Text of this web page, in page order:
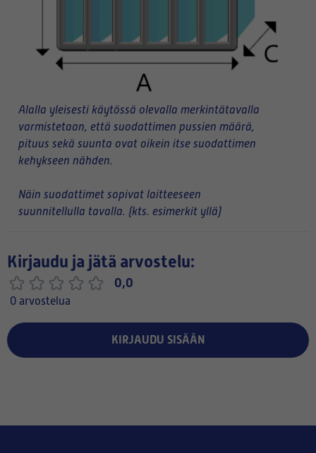
Alalla yleisesti käytössä olevalla merkintätavalla
varmistetaan, että suodattimen pussien määrä,
pituus sekä suunta ovat oikein itse suodattimen
kehykseen nähden.
Näin suodattimet sopivat laitteeseen
suunnitellulla tavalla. (kts. esimerkit yllä)
Kirjaudu ja jätä arvostelu:
0,0
0 arvostelua
KIRJAUDU SISÄÄN